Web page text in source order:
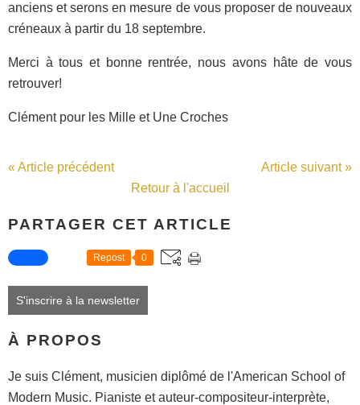
anciens et serons en mesure de vous proposer de nouveaux
créneaux à partir du 18 septembre.
Merci à tous et bonne rentrée, nous avons hâte de vous
retrouver!
Clément pour les Mille et Une Croches
« Article précédent
Article suivant »
Retour à l'accueil
PARTAGER CET ARTICLE
Repost 0
S'inscrire à la newsletter
À PROPOS
Je suis Clément, musicien diplômé de l'American School of
Modern Music. Pianiste et auteur-compositeur-interprète,